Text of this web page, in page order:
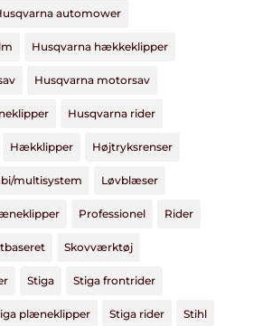
automower
Husqvarna hækkeklipper
Husqvarna motorsav
Husqvarna rider
Hækklipper Højtryksrenser
multisystem Løvblæser
Professionel Rider
Skovværktøj
Stiga Stiga frontrider
plæneklipper Stiga rider Stihl